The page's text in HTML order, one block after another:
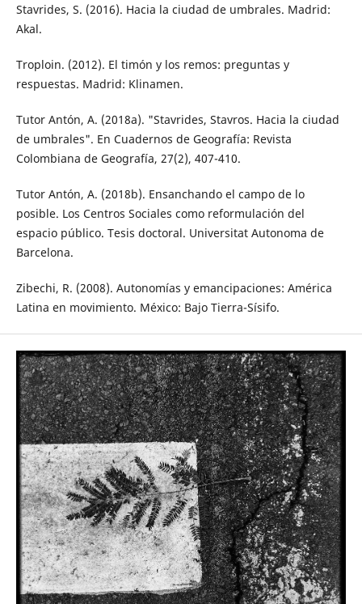
Stavrides, S. (2016). Hacia la ciudad de umbra­les. Madrid:
Akal.
Troploin. (2012). El timón y los remos: pregun­tas y
respuestas. Madrid: Klinamen.
Tutor Antón, A. (2018a). "Stavrides, Stavros. Hacia la ciudad
de umbrales". En Cuader­nos de Geografía: Revista
Colombiana de Geografía, 27(2), 407-410.
Tutor Antón, A. (2018b). Ensanchando el campo de lo
posible. Los Centros Sociales como reformulación del
espacio público. Tesis doctoral. Universitat Autonoma de
Barcelona.
Zibechi, R. (2008). Autonomías y emancipacio­nes: América
Latina en movimiento. Méxi­co: Bajo Tierra-Sísifo.